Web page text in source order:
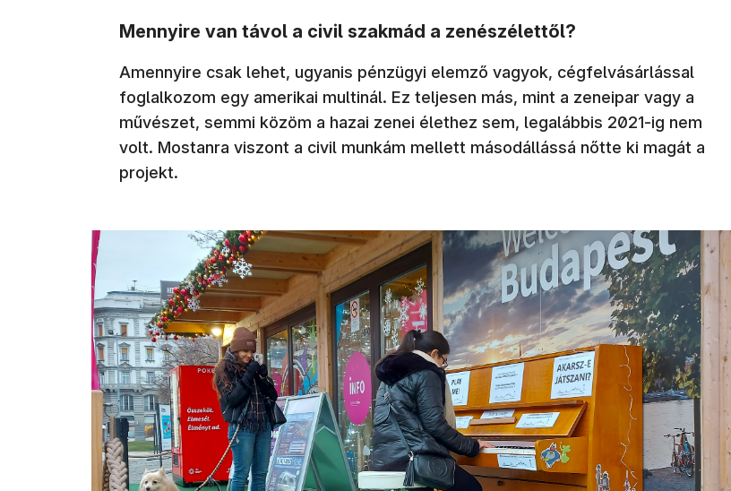
Mennyire van távol a civil szakmád a zenészélettől?
Amennyire csak lehet, ugyanis pénzügyi elemző vagyok, cégfelvásárlással
foglalkozom egy amerikai multinál. Ez teljesen más, mint a zeneipar vagy a
művészet, semmi közöm a hazai zenei élethez sem, legalábbis 2021-ig nem
volt. Mostanra viszont a civil munkám mellett másodállássá nőtte ki magát a
projekt.